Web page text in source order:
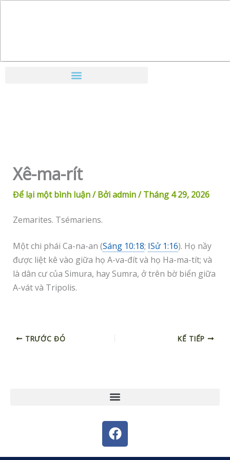
Xê-ma-rít
Để lại một bình luận/ Bởiadmin/Tháng 4 29, 2026
Zemarites. Tsémariens.
Một chi phái Ca-na-an (Sáng 10:18; ISử 1:16). Họ nầy
được liệt kê vào giữa họ A-va-đít và họ Ha-ma-tít; và
là dân cư của Simura, hay Sumra, ở trên bờ biển giữa
A-vát và Tripolis.
TRƯỚC ĐÓ KẾ TIẾP
F
a
c